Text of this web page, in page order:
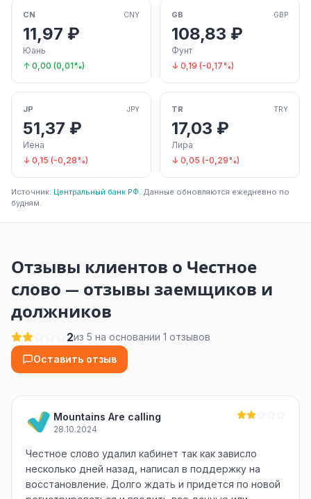
CN CNY
11,97 ₽
Юань
↑ 0,00 (0,01%)
GB GBP
108,83 ₽
Фунт
↓ 0,19 (-0,17%)
JP JPY
51,37 ₽
Иена
↓ 0,15 (-0,28%)
TR TRY
17,03 ₽
Лира
↓ 0,05 (-0,29%)
Источник: Центральный банк РФ. Данные обновляются ежедневно по
будням.
Отзывы клиентов о Честное
слово — отзывы заемщиков и
должников
2из 5 на основании 1 отзывов
Оставить отзыв
Mountains Are calling
28.10.2024
Честное слово удалил кабинет так как зависло
несколько дней назад, написал в поддержку на
восстановление. Долго ждать и придется по новой